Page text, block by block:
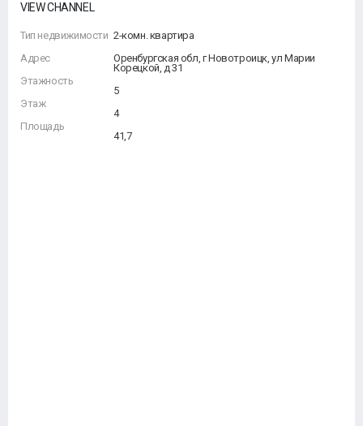
VIEW CHANNEL
Тип недвижимости
Адрес
Этажность
Этаж
Площадь
2-комн. квартира
Оренбургская обл, г Новотроицк, ул Марии
Корецкой, д 31
5
4
41,7